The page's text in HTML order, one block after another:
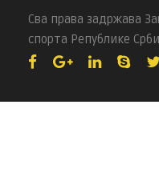
Сва права задржава
спорта Републике